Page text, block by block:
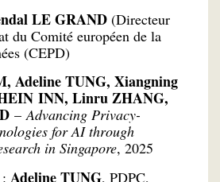
LE GRAND (Directeur
du Comité européen de la
(CEPD)
Adeline TUNG, Xiangning
INN, Linru ZHANG,
–Advancing Privacy-
for AI through
in Singapore, 2025
Adeline TUNG, PDPC,